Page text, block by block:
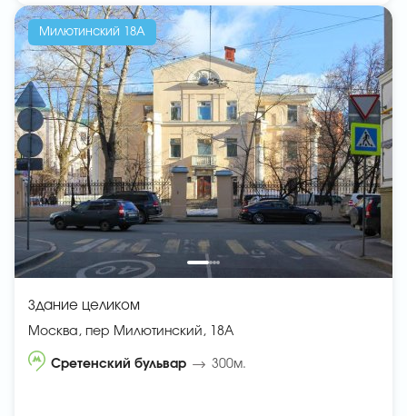
Милютинский 18А
Здание целиком
Москва, пер Милютинский, 18А
Сретенский бульвар 300м.